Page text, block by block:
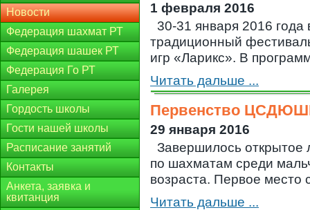
Новости
Федерация шахмат РТ
Федерация шашек РТ
Федерация Го РТ
Галерея
Гордость школы
Гости нашей школы
Расписание занятий
Контакты
Анкета, заявка и
квитанция
1 февраля 2016
30-31 января 2016 года
традиционный
игр «Ларикс». В
Читать дальше ...
Первенство
29 января 2016
Завершилось
по шахматам среди
возраста. Первое место
Читать дальше ...